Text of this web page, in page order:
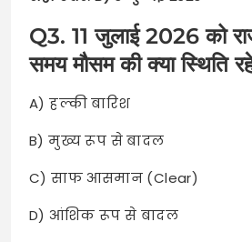
Q3. 11 जुलाई 2026 को
समय मौसम की क्या स्थिति
A) हल्की बारिश
B) मुख्य रूप से बादल
C) साफ आसमान (Clear)
D) आंशिक रूप से बादल